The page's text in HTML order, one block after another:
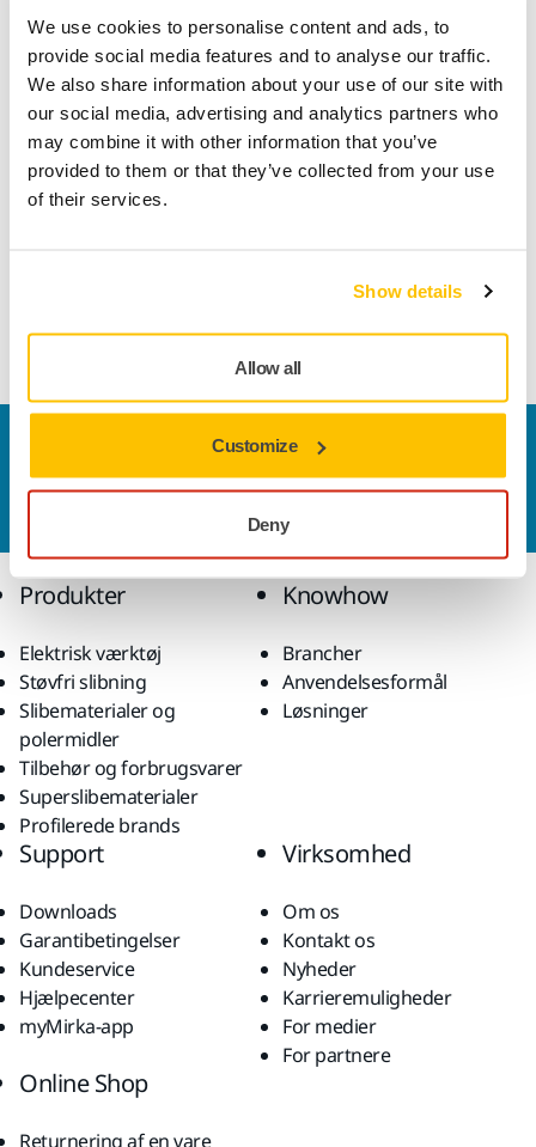
We use cookies to personalise content and ads, to
provide social media features and to analyse our traffic.
We also share information about your use of our site with
our social media, advertising and analytics partners who
may combine it with other information that you’ve
provided to them or that they’ve collected from your use
of their services.
Show details
Allow all
Customize
Deny
Tekniske detaljer
Længde 250 mm
Vil du gerne vide mere?Kontakt os,så vil vores
Produkter
Elektrisk værktøj
Støvfri slibning
Slibematerialer og
polermidler
Tilbehør og forbrugsvarer
Superslibematerialer
Profilerede brands
Knowhow
Brancher
Anvendelsesformål
Løsninger
Support
Downloads
Garantibetingelser
Kundeservice
Hjælpecenter
myMirka-app
Virksomhed
Om os
Kontakt os
Nyheder
Karrieremuligheder
For medier
For partnere
Online Shop
Returnering af en vare